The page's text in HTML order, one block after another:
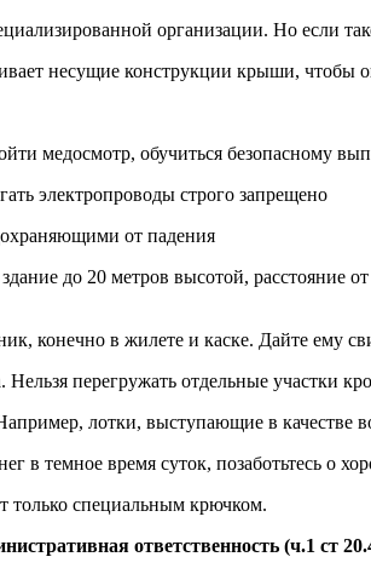
организации. Но если
несущие конструкции крыши, чтобы
медосмотр, обучиться безопасному
электропроводы строго запрещено
от падения
до 20 метров высотой, расстояние
конечно в жилете и каске. Дайте ему
перегружать отдельные участки
лотки, выступающие в качестве
в темное время суток, позаботьтесь о
только специальным крючком.
ответственность (ч.1 ст